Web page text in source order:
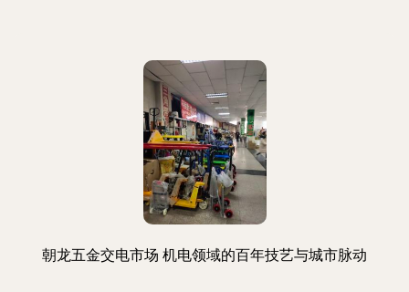
朝龙五金交电市场 机电领域的百年技艺与城市脉动